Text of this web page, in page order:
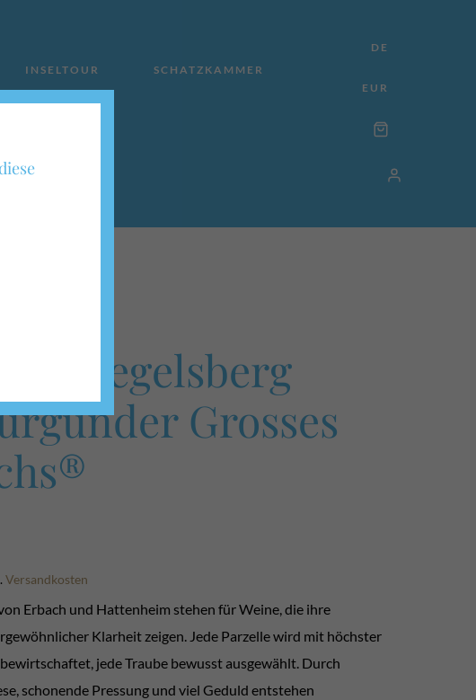
INSELTOUR SCHATZKAMMER
DE
EUR
Siegelsberg
Grosses
Versandkosten
Erbach und Hattenheim stehen für Weine, die ihre
Klarheit zeigen. Jede Parzelle wird mit höchster
jede Traube bewusst ausgewählt. Durch
schonende Pressung und viel Geduld entstehen